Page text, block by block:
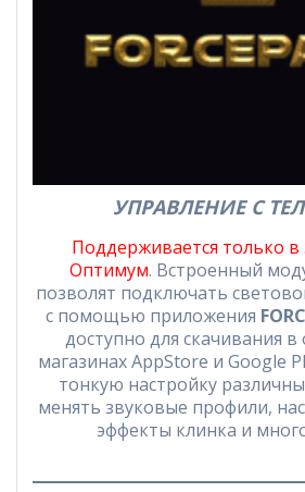
УПРАВЛЕНИЕ С
Поддерживается только в
Оптимум. Встроенный
позволят подключать
с помощью приложения
доступно для скачивания
магазинах AppStore и Google
тонкую настройку
менять звуковые профили,
эффекты клинка и